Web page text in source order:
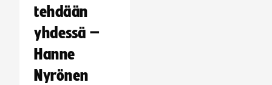
tehdään
yhdessä –
Hanne
Nyrönen